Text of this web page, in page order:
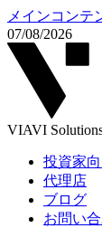
メインコンテ
07/08/2026
VIAVI
投資家
代理店
ブログ
お問い